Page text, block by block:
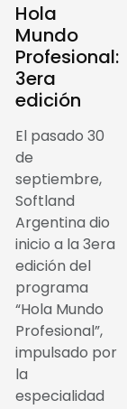
Hola
Mundo
Profesional:
3era
edición
El pasado 30
de
septiembre,
Softland
Argentina dio
inicio a la 3era
edición del
programa
“Hola Mundo
Profesional”,
impulsado por
la
especialidad